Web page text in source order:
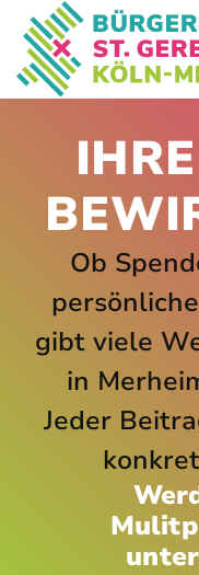
Ob
gibt viele
in
Jeder